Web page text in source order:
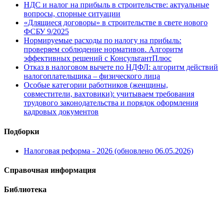
НДС и налог на прибыль в строительстве: актуальные
вопросы, спорные ситуации
«Длящиеся договоры» в строительстве в свете нового
ФСБУ 9/2025
Нормируемые расходы по налогу на прибыль:
проверяем соблюдение нормативов. Алгоритм
эффективных решений с КонсультантПлюс
Отказ в налоговом вычете по НДФЛ: алгоритм действий
налогоплательщика – физического лица
Особые категории работников (женщины,
совместители, вахтовики): учитываем требования
трудового законодательства и порядок оформления
кадровых документов
Подборки
Налоговая реформа - 2026 (обновлено 06.05.2026)
Справочная информация
Библиотека